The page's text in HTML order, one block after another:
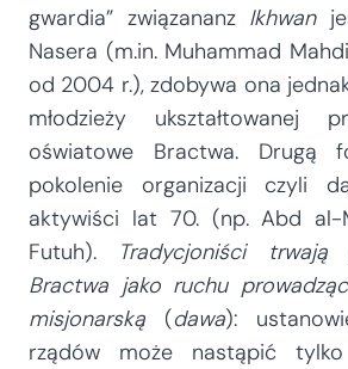
gwardia” związananz Ikhwan
Nasera (m.in. Muhammad
od 2004 r.), zdobywa ona
młodzieży ukształtowanej
oświatowe Bractwa. Drugą
pokolenie organizacji czyli
aktywiści lat 70. (np. Abd al-
Futuh).
Tradycjoniści
Bractwa jako ruchu
misjonarską (dawa):
rządów może nastąpić